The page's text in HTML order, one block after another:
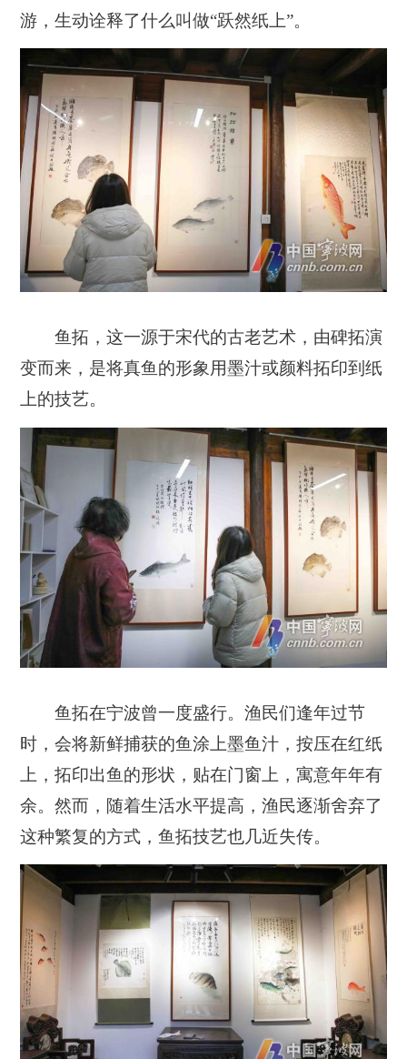
游，生动诠释了什么叫做“跃然纸上”。
鱼拓，这一源于宋代的古老艺术，由碑拓演
变而来，是将真鱼的形象用墨汁或颜料拓印到纸
上的技艺。
鱼拓在宁波曾一度盛行。渔民们逢年过节
时，会将新鲜捕获的鱼涂上墨鱼汁，按压在红纸
上，拓印出鱼的形状，贴在门窗上，寓意年年有
余。然而，随着生活水平提高，渔民逐渐舍弃了
这种繁复的方式，鱼拓技艺也几近失传。